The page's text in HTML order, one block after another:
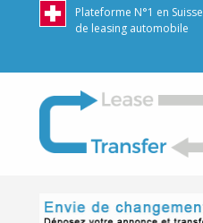
Plateforme N°1 en
de leasing automobile
LeaseTransfer